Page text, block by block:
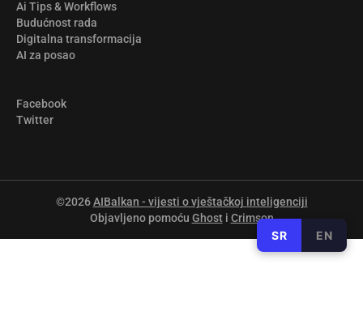
Ai Tips & Workflows
Budućnost rada
Digitalna transformacija
AI za posao
Facebook
Twitter
©2026AIBalkan - vijesti o vještačkoj inteligenciji
Objavljeno pomoću Ghosti Crimson
SR EN